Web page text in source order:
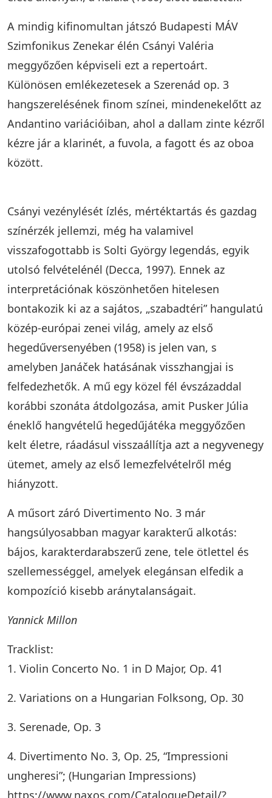
A mindig kifinomultan játszó Budapesti MÁV
Szimfonikus Zenekar élén Csányi Valéria
meggyőzően képviseli ezt a repertoárt.
Különösen emlékezetesek a Szerenád op. 3
hangszerelésének finom színei, mindenekelőtt az
Andantino variációiban, ahol a dallam zinte kézről
kézre jár a klarinét, a fuvola, a fagott és az oboa
között.
Csányi vezénylését ízlés, mértéktartás és gazdag
színérzék jellemzi, még ha valamivel
visszafogottabb is Solti György legendás, egyik
utolsó felvételénél (Decca, 1997). Ennek az
interpretációnak köszönhetően hitelesen
bontakozik ki az a sajátos, „szabadtéri” hangulatú
közép-európai zenei világ, amely az első
hegedűversenyében (1958) is jelen van, s
amelyben Janáček hatásának visszhangjai is
felfedezhetők. A mű egy közel fél évszázaddal
korábbi szonáta átdolgozása, amit Pusker Júlia
éneklő hangvételű hegedűjátéka meggyőzően
kelt életre, ráadásul visszaállítja azt a negyvenegy
ütemet, amely az első lemezfelvételről még
hiányzott.
A műsort záró Divertimento No. 3 már
hangsúlyosabban magyar karakterű alkotás:
bájos, karakterdarabszerű zene, tele ötlettel és
szellemességgel, amelyek elegánsan elfedik a
kompozíció kisebb aránytalanságait.
Yannick Millon
Tracklist:
1. Violin Concerto No. 1 in D Major, Op. 41
2. Variations on a Hungarian Folksong, Op. 30
3. Serenade, Op. 3
4. Divertimento No. 3, Op. 25, “Impressioni
ungheresi”; (Hungarian Impressions)
https://www.naxos.com/CatalogueDetail/?